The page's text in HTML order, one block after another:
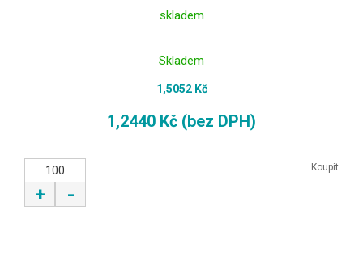
skladem
Skladem
1,5052 Kč
1,2440 Kč (bez DPH)
+ -
Koupit